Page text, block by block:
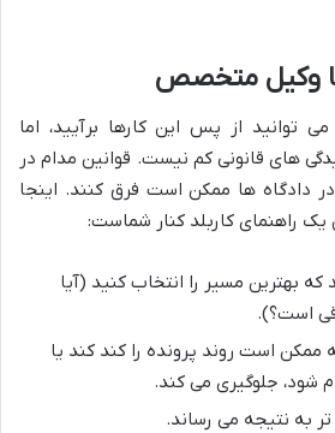
وکیل متخصص
توانید از پس این کارها برآیید، اما
های قانونی کم نیست. قوانین مدام در
دادگاه ها ممکن است فرق کنند. اینجا
راهنمای کاربلد کنار شماست:
بهترین مسیر را انتخاب کنید (آیا
است؟).
ممکن است روند پرونده را کند کند یا
شود، جلوگیری می کند.
به نتیجه می رساند.